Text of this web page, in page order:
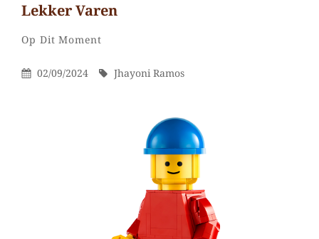
Lekker Varen
Categorieën
Op Dit MomentDoor
Jhayoni
Laat
reactie
Gepubliceerd
02/09/2024 Door
Jhayoni Ramos